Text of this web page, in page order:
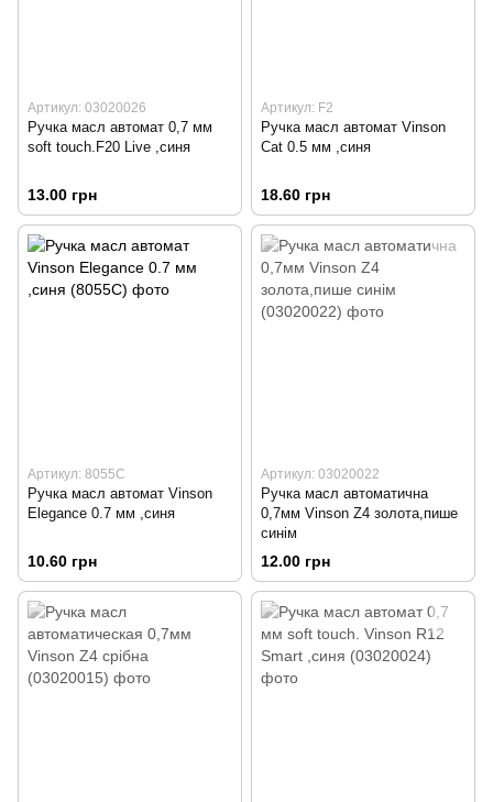
Артикул: 03020026
Ручка масл автомат 0,7 мм
soft touch.F20 Live ,синя
13.00 грн
Артикул: F2
Ручка масл автомат Vinson
Cat 0.5 мм ,синя
18.60 грн
Артикул: 8055С
Ручка масл автомат Vinson
Elegance 0.7 мм ,синя
10.60 грн
Артикул: 03020022
Ручка масл автоматична
0,7мм Vinson Z4 золота,пише
синім
12.00 грн